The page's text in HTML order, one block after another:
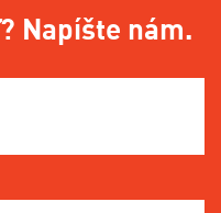
Napíšte nám.